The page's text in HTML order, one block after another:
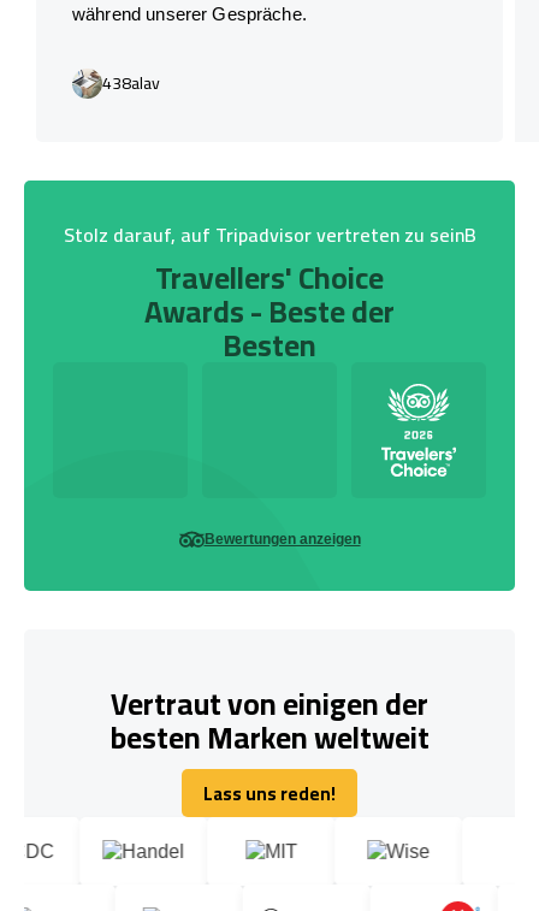
während unserer Gespräche.
438alav
Stolz darauf, auf Tripadvisor vertreten zu seinB
Travellers' Choice
Awards - Beste der
Besten
Bewertungen anzeigen
Vertraut von einigen der
besten Marken weltweit
Lass uns reden!
Lass uns reden!